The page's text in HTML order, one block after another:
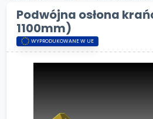
Podwójna osłona
1100mm)
WYPRODUKOWANE W UE